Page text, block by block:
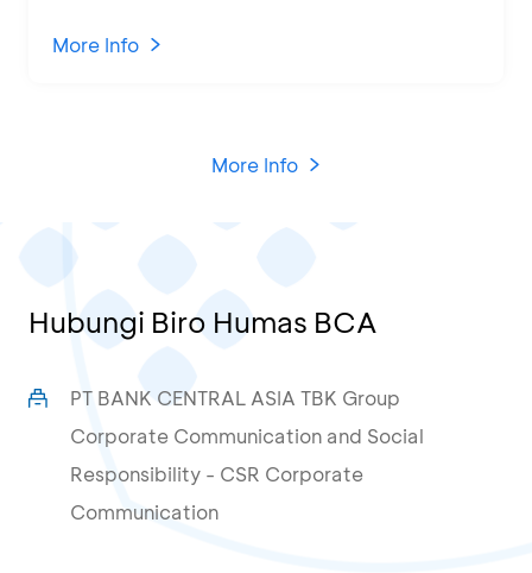
KCU Tanjung Priok
More Info
More Info
Hubungi Biro Humas BCA
PT BANK CENTRAL ASIA TBK Group
Corporate Communication and Social
Responsibility - CSR Corporate
Communication